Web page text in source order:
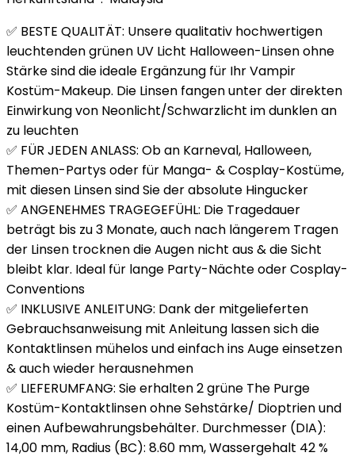
✅ BESTE QUALITÄT: Unsere qualitativ hochwertigen
leuchtenden grünen UV Licht Halloween-Linsen ohne
Stärke sind die ideale Ergänzung für Ihr Vampir
Kostüm-Makeup. Die Linsen fangen unter der direkten
Einwirkung von Neonlicht/Schwarzlicht im dunklen an
zu leuchten
✅ FÜR JEDEN ANLASS: Ob an Karneval, Halloween,
Themen-Partys oder für Manga- & Cosplay-Kostüme,
mit diesen Linsen sind Sie der absolute Hingucker
✅ ANGENEHMES TRAGEGEFÜHL: Die Tragedauer
beträgt bis zu 3 Monate, auch nach längerem Tragen
der Linsen trocknen die Augen nicht aus & die Sicht
bleibt klar. Ideal für lange Party-Nächte oder Cosplay-
Conventions
✅ INKLUSIVE ANLEITUNG: Dank der mitgelieferten
Gebrauchsanweisung mit Anleitung lassen sich die
Kontaktlinsen mühelos und einfach ins Auge einsetzen
& auch wieder herausnehmen
✅ LIEFERUMFANG: Sie erhalten 2 grüne The Purge
Kostüm-Kontaktlinsen ohne Sehstärke/ Dioptrien und
einen Aufbewahrungsbehälter. Durchmesser (DIA):
14,00 mm, Radius (BC): 8.60 mm, Wassergehalt 42 %